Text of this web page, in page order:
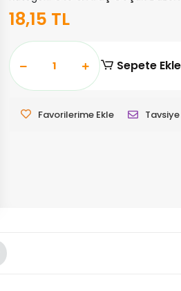
18,15 TL
Sepete Ekle
Favorilerime Ekle Tavsiye